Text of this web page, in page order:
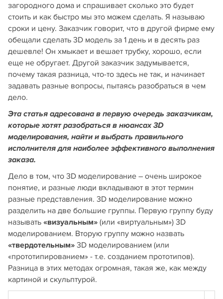
загородного дома и спрашивает сколько это будет
стоить и как быстро мы это можем сделать. Я называю
сроки и цену. Заказчик говорит, что в другой фирме ему
обещали сделать 3D модель за 1 день и в десять раз
дешевле! Он хмыкает и вешает трубку, хорошо, если
еще не обругает. Другой заказчик задумывается,
почему такая разница, что-то здесь не так, и начинает
задавать разные вопросы, пытаясь разобраться в чем
дело.
Эта статья адресована в первую очередь заказчикам,
которые хотят разобраться в нюансах 3D
моделирования, найти и выбрать правильного
исполнителя для наиболее эффективного выполнения
заказа.
Дело в том, что 3D моделирование – очень широкое
понятие, и разные люди вкладывают в этот термин
разные представления. 3D моделирование можно
разделить на две большие группы. Первую группу буду
называть «визуальным» (или «виртуальным») 3D
моделированием. Вторую группу можно назвать
«твердотельным» 3D моделированием (или
«прототипированием» - т.е. созданием прототипов).
Разница в этих методах огромная, такая же, как между
картиной и скульптурой.